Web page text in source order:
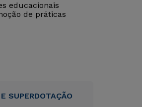
educacionais
de práticas
SUPERDOTAÇÃO